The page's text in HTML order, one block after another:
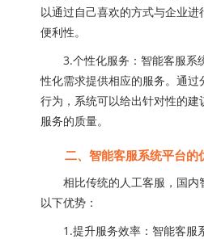
以通过自己喜欢的方式与企业
便利性。
3.个性化服务：智能客服系
性化需求提供相应的服务。通过
行为，系统可以给出针对性的建
服务的质量。
二、智能客服系统平台的
相比传统的人工客服，国内
以下优势：
1.提升服务效率：智能客服